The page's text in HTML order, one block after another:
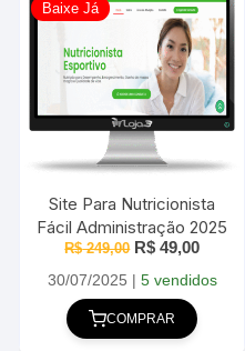
Baixe Já
Site Para Nutricionista
Fácil Administração 2025
R$249,00 O
original
era:
R$ 249,00.
R$ 49,00O
atual
30/07/2025 | 5 vendidos
COMPRAR